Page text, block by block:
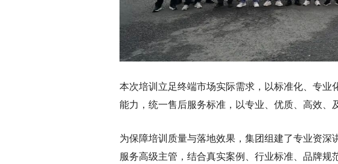
本次培训立足终端市场实际需求，以标准化、专
能力，统一售后服务标准，以专业、优质、高效、
为保障培训质量与落地效果，集团组建了专业资
服务高级主管，结合真实案例、行业标准、品牌规